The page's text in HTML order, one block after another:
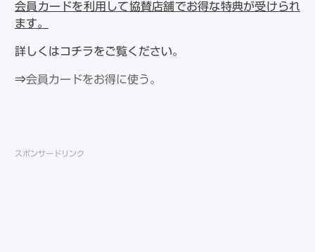
会員カードを利用して協賛店舗でお得な特典が受けられ
ます。
詳しくはコチラをご覧ください。
⇒会員カードをお得に使う。
スポンサードリンク